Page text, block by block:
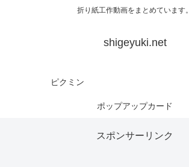
折り紙工作動画をまとめています。
shigeyuki.net
ピクミン
ポップアップカード
スポンサーリンク